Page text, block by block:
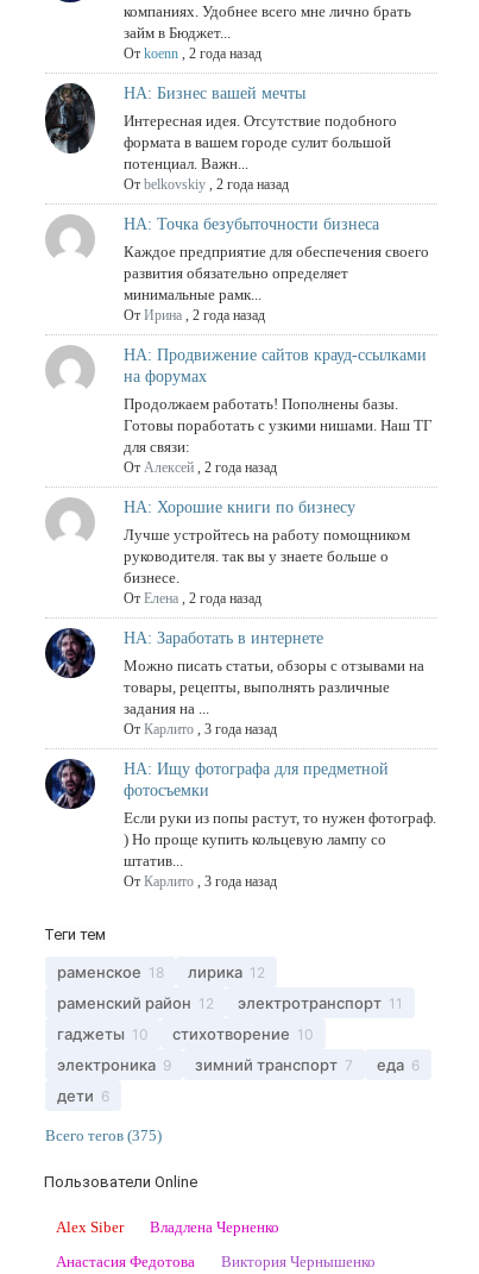
компаниях. Удобнее всего мне лично брать
займ в Бюджет...
Отkoenn ,2 года назад
НА: Бизнес вашей мечты
Интересная идея. Отсутствие подобного
формата в вашем городе сулит большой
потенциал. Важн...
Отbelkovskiy ,2 года назад
НА: Точка безубыточности бизнеса
Каждое предприятие для обеспечения своего
развития обязательно определяет
минимальные рамк...
ОтИрина ,2 года назад
НА: Продвижение сайтов крауд-ссылками
на форумах
Продолжаем работать! Пополнены базы.
Готовы поработать с узкими нишами. Наш ТГ
для связи:
ОтАлексей ,2 года назад
НА: Хорошие книги по бизнесу
Лучше устройтесь на работу помощником
руководителя. так вы у знаете больше о
бизнесе.
ОтЕлена ,2 года назад
НА: Заработать в интернете
Можно писать статьи, обзоры с отзывами на
товары, рецепты, выполнять различные
задания на ...
ОтКарлито ,3 года назад
НА: Ищу фотографа для предметной
фотосъемки
Если руки из попы растут, то нужен фотограф.
) Но проще купить кольцевую лампу со
штатив...
ОтКарлито ,3 года назад
Теги тем
раменское 18 лирика 12
раменский район 12 электротранспорт 11
гаджеты 10 стихотворение 10
электроника 9 зимний транспорт 7 еда 6
дети 6
Всего тегов (375)
Пользователи Online
Alex Siber
Владлена Черненко
Анастасия Федотова
Виктория Чернышенко